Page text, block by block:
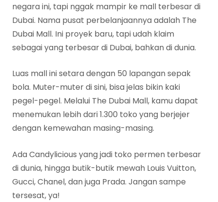
negara ini, tapi nggak mampir ke mall terbesar di
Dubai. Nama pusat perbelanjaannya adalah The
Dubai Mall. Ini proyek baru, tapi udah klaim
sebagai yang terbesar di Dubai, bahkan di dunia.
Luas mall ini setara dengan 50 lapangan sepak
bola. Muter-muter di sini, bisa jelas bikin kaki
pegel-pegel. Melalui The Dubai Mall, kamu dapat
menemukan lebih dari 1.300 toko yang berjejer
dengan kemewahan masing-masing.
Ada Candylicious yang jadi toko permen terbesar
di dunia, hingga butik-butik mewah Louis Vuitton,
Gucci, Chanel, dan juga Prada. Jangan sampe
tersesat, ya!